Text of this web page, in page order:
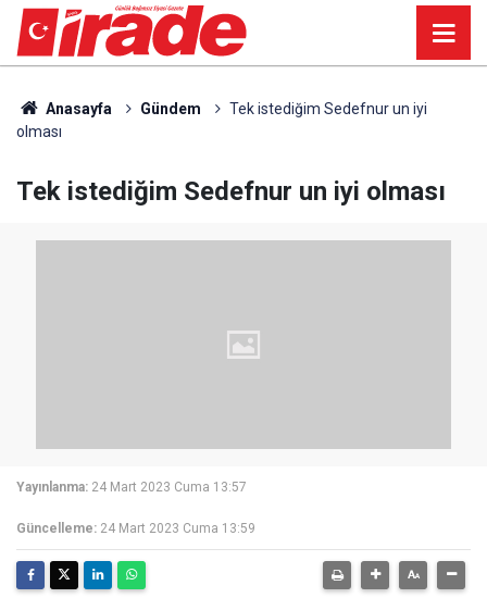
Anasayfa Gündem
Tek istediğim Sedefnur un iyi
olması
Tek istediğim Sedefnur un iyi olması
Yayınlanma: 24 Mart 2023 Cuma 13:57
Güncelleme: 24 Mart 2023 Cuma 13:59